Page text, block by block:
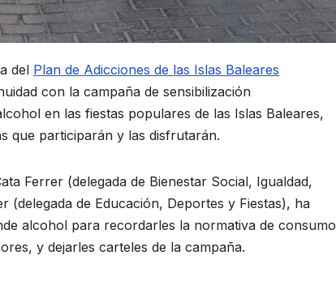
del Plan de Adicciones de las Islas Baleares
con la campaña de sensibilización
en las fiestas populares de las Islas Baleares,
que participarán y las disfrutarán.
Ferrer (delegada de Bienestar Social, Igualdad,
de Educación, Deportes y Fiestas), ha
alcohol para recordarles la normativa de consumo
y dejarles carteles de la campaña.